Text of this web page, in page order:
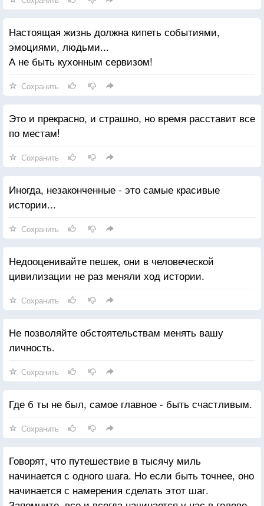
Настоящая жизнь должна кипеть событиями,
эмоциями, людьми...
А не быть кухонным сервизом!
Сохранить
Это и прекрасно, и страшно, но время расставит все
по местам!
Сохранить
Иногда, незаконченные - это самые красивые
истории...
Сохранить
Недооценивайте пешек, они в человеческой
цивилизации не раз меняли ход истории.
Сохранить
Не позволяйте обстоятельствам менять вашу
личность.
Сохранить
Где б ты не был, самое главное - быть счастливым.
Сохранить
Говорят, что путешествие в тысячу миль
начинается с одного шага. Но если быть точнее, оно
начинается с намерения сделать этот шаг.